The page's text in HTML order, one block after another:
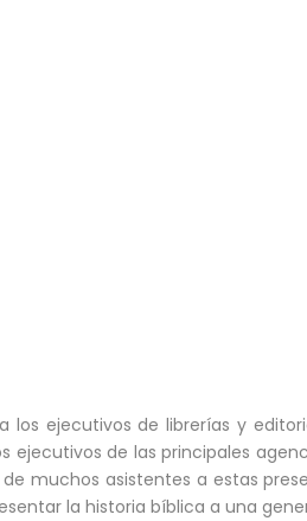
ejecutivos de librerías y
ejecutivos de las principales
de muchos asistentes a estas
la historia bíblica a una